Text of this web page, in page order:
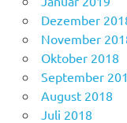
Dezember
November
Oktober 2018
September
August 2018
Juli 2018